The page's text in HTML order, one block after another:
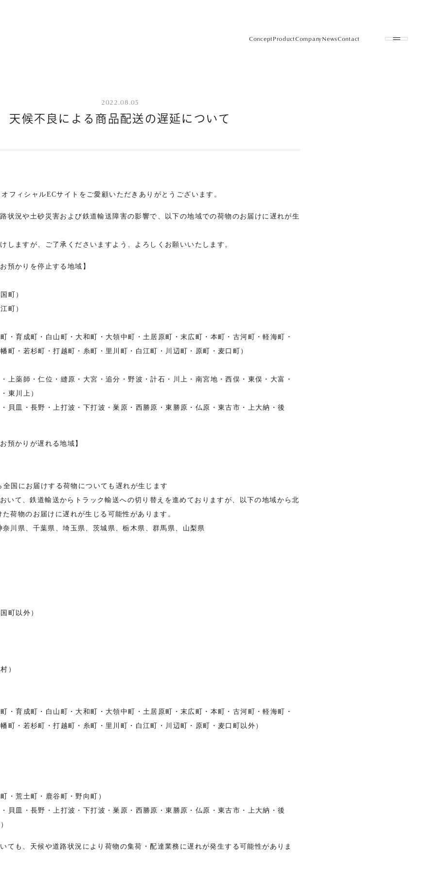
ConceptProductCompanyNewsContact
2022.08.05
天候不良による商品配送の遅延について
フィシャルECサイトをご愛顧いただきありがとうございます。
状況や土砂災害および鉄道輸送障害の影響で、以下の地域での荷物のお届けに遅れが生
しますが、ご了承くださいますよう、よろしくお願いいたします。
預かりを停止する地域】
町）
町）
・育成町・白山町・大和町・大領中町・土居原町・末広町・本町・古河町・軽海町・
町・若杉町・打越町・糸町・里川町・白江町・川辺町・原町・麦口町）
上薬師・仁位・縫原・大宮・追分・野波・計石・川上・南宮地・西俣・東俣・大富・
東川上）
貝皿・長野・上打波・下打波・巣原・西勝原・東勝原・仏原・東古市・上大納・後
預かりが遅れる地域】
国にお届けする荷物についても遅れが生じます
いて、鉄道輸送からトラック輸送への切り替えを進めておりますが、以下の地域から北
た荷物のお届けに遅れが生じる可能性があります。
奈川県、千葉県、埼玉県、茨城県、栃木県、群馬県、山梨県
町以外）
）
・育成町・白山町・大和町・大領中町・土居原町・末広町・本町・古河町・軽海町・
町・若杉町・打越町・糸町・里川町・白江町・川辺町・原町・麦口町以外）
・荒土町・鹿谷町・野向町）
貝皿・長野・上打波・下打波・巣原・西勝原・東勝原・仏原・東古市・上大納・後
ても、天候や道路状況により荷物の集荷・配達業務に遅れが発生する可能性がありま